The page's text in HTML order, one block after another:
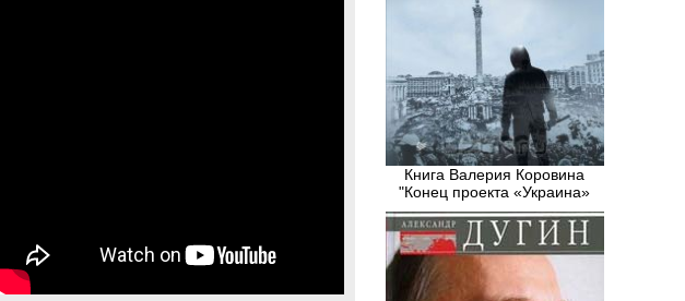
Книга Валерия Коровина
"Конец проекта «Украина»